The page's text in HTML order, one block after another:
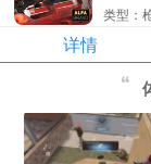
类型：
详情